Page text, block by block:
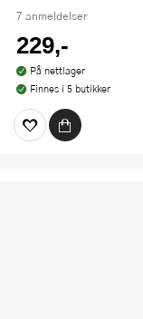
7 anmeldelser
229,-
På nettlager
Finnes i 5 butikker